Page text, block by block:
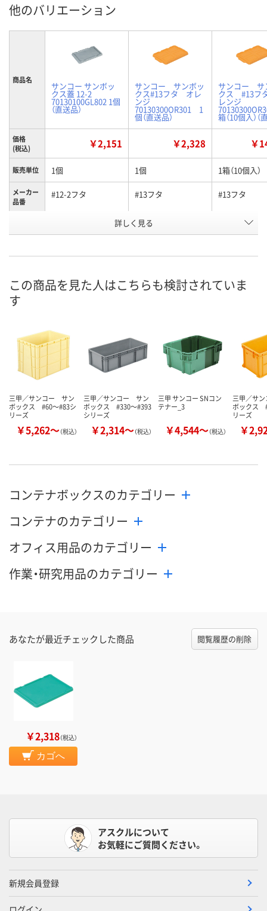
他のバリエーション
商品名
サンコー サンボッ
クス蓋 12-2
70130100GL802 1個
（直送品）
サンコー サンボッ
クス#13フタ オレ
ンジ
70130300OR301 1
個（直送品）
サンコー サ
クス #13フ
レンジ
箱（10個入）（
価格
(税込)
￥2,151 ￥2,328 ￥
販売単位 1個 1個 1箱（10個入）
メーカー
品番
#12-2フタ #13フタ #13フタ
オレンジ オレンジ
号
お届け日
数量
カゴへ カゴへ カ
詳しく見る
この商品を見た人はこちらも検討されていま
す
三甲／サンコー サン
ボックス #60～#83シ
リーズ
￥5,262～（税込）
三甲／サンコー サン
ボックス #330～#393
シリーズ
￥2,314～（税込）
三甲 サンコー SNコン
テナー_3
￥4,544～（税込）
三甲／サ
ボックス
リーズ
￥
コンテナボックスのカテゴリー
コンテナのカテゴリー
オフィス用品のカテゴリー
作業・研究用品のカテゴリー
あなたが最近チェックした商品 閲覧履歴の削除
￥2,318（税込）
カゴへ
アスクルについて
お気軽にご質問ください。
新規会員登録